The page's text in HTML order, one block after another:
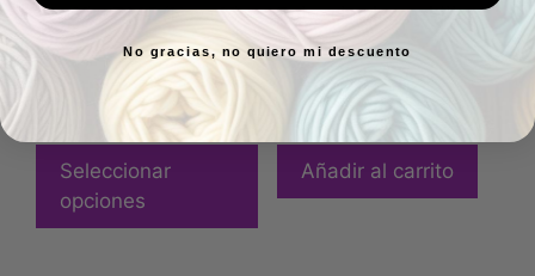
Eco Vita DMC (Nova Vita
- 10,90€ IVA Incluído
Seleccionar
opciones
Bolso clutch ganchillo
negro.
24,99
1 en stock
Añadir al carrito
No gracias, no quiero mi descuento